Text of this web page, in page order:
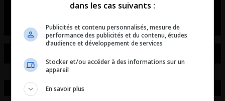
s’implique dans la défense de la piste de Sanair
dans les cas suivants :
Publicités et contenu personnalisés, mesure de
performance des publicités et du contenu, études
d’audience et développement de services
Stocker et/ou accéder à des informations sur un
appareil
En savoir plus